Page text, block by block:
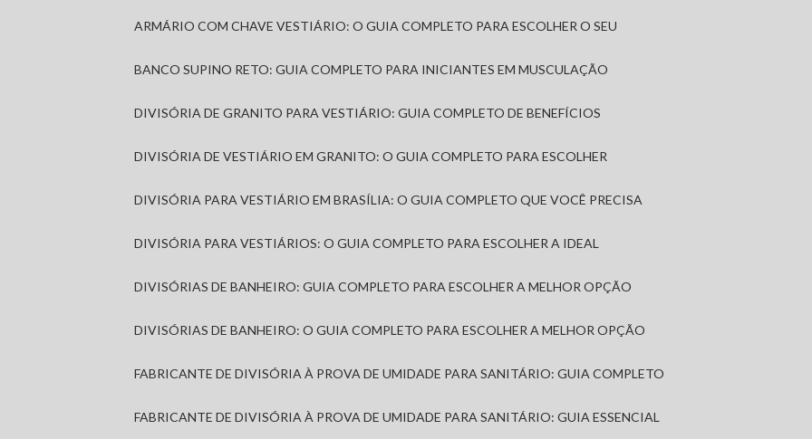
ARMÁRIO COM CHAVE VESTIÁRIO: O GUIA COMPLETO PARA ESCOLHER O SEU
BANCO SUPINO RETO: GUIA COMPLETO PARA INICIANTES EM MUSCULAÇÃO
DIVISÓRIA DE GRANITO PARA VESTIÁRIO: GUIA COMPLETO DE BENEFÍCIOS
DIVISÓRIA DE VESTIÁRIO EM GRANITO: O GUIA COMPLETO PARA ESCOLHER
DIVISÓRIA PARA VESTIÁRIO EM BRASÍLIA: O GUIA COMPLETO QUE VOCÊ PRECISA
DIVISÓRIA PARA VESTIÁRIOS: O GUIA COMPLETO PARA ESCOLHER A IDEAL
DIVISÓRIAS DE BANHEIRO: GUIA COMPLETO PARA ESCOLHER A MELHOR OPÇÃO
DIVISÓRIAS DE BANHEIRO: O GUIA COMPLETO PARA ESCOLHER A MELHOR OPÇÃO
FABRICANTE DE DIVISÓRIA À PROVA DE UMIDADE PARA SANITÁRIO: GUIA COMPLETO
FABRICANTE DE DIVISÓRIA À PROVA DE UMIDADE PARA SANITÁRIO: GUIA ESSENCIAL